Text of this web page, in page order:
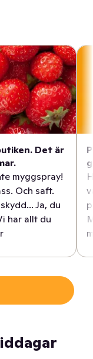
Det är
myggspray!
Och saft.
Ja, du
har allt du